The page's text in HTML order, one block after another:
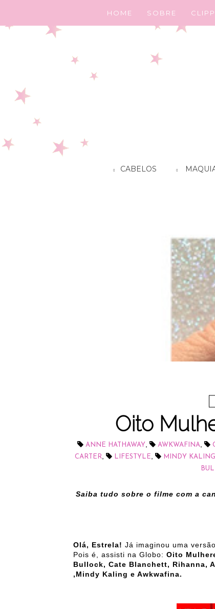
HOME SOBRE
CABELOS
Oito
ANNE HATHAWAY, AWKWAFINA
CARTER
LIFESTYLE MINDY KALING
Saiba tudo sobre o filme com a
Olá, Estrela! Já imaginou uma
Pois é, assisti na Globo: Oito
Bullock, Cate Blanchett, Rihanna,
,Mindy Kaling e Awkwafina.